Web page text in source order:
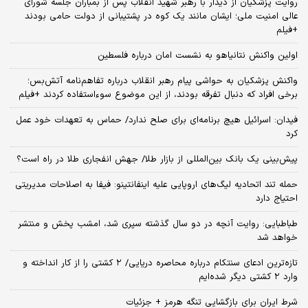
عالی امنیت ملی؛ ایشان مانند یک کوه در پشتیبانی از دولت حامی بودند
+فیلم
اولین واکنش نتانیاهو به نشست امان درباره فلسطین
واکنش پزشکیان به حواشی پیام رهبر انقلاب درباره تفاهم‌نامه آتش‌بس؛
برخی افراد که دنبال تفرقه بودند، از این موضوع سوءاستفاده کردند +فیلم
فیدان: اسرائیل هیچ برنامه‌ای برای صلح ندارد/ حماس به تعهدات خود عمل
کرد
پیش‌بینی یک بانک بین‌المللی از بازار طلا/ جهش انفجاری طلا در راه است؟
حمله تند اتحادیه لیگ‌های اروپایی علیه اینفانتینو: فیفا به اصلاحات مدیریتی
احتیاج دارد
طباطبایی: روایت آنچه در دو سال گذشته سپری شد، امشب پخش و منتشر
خواهد شد
تازه‌ترین ادعای سنتکام درباره محاصره دریایی/ ۲ کشتی را از کار انداخته و
وارد ۲ کشتی دیگر شده‌ایم
شرط ایران برای بازگشایی تنگه هرمز + جزئیات